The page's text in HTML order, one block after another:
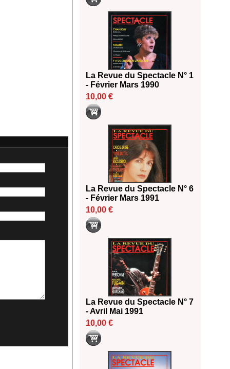
La Revue du Spectacle N° 1
- Février Mars 1990
10,00 €
La Revue du Spectacle N° 6
- Février Mars 1991
10,00 €
La Revue du Spectacle N° 7
- Avril Mai 1991
10,00 €